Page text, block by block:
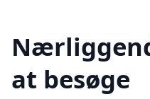
at besøge